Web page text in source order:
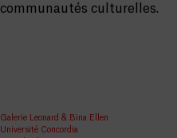
communautés culturelles.
Galerie Leonard & Bina Ellen
Université Concordia